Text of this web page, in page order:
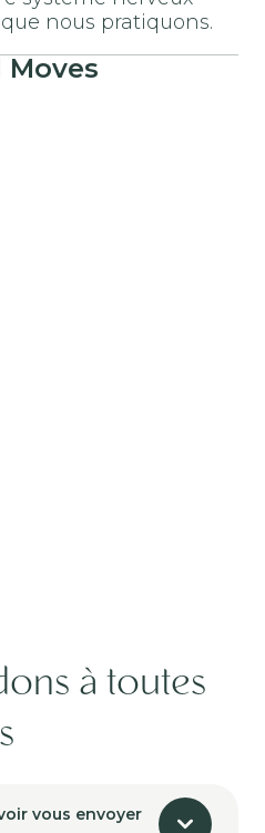
nous pratiquons.
Moves
à toutes
vous envoyer